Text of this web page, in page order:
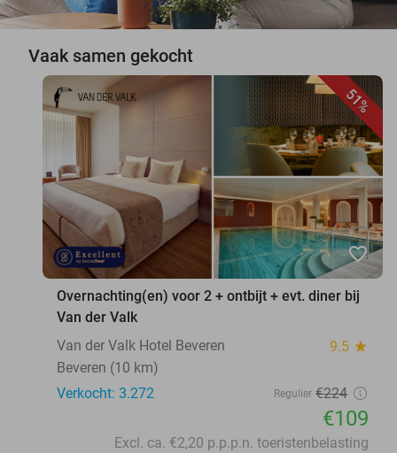
Vaak samen gekocht
51%
favorite_border
Overnachting(en) voor 2 + ontbijt + evt. diner bij
Van der Valk
Van der Valk Hotel Beveren
9.5 star
Beveren (10 km)
Verkocht: 3.272
Regulier €224
€109
Excl. ca. €2,20 p.p.p.n. toeristenbelasting